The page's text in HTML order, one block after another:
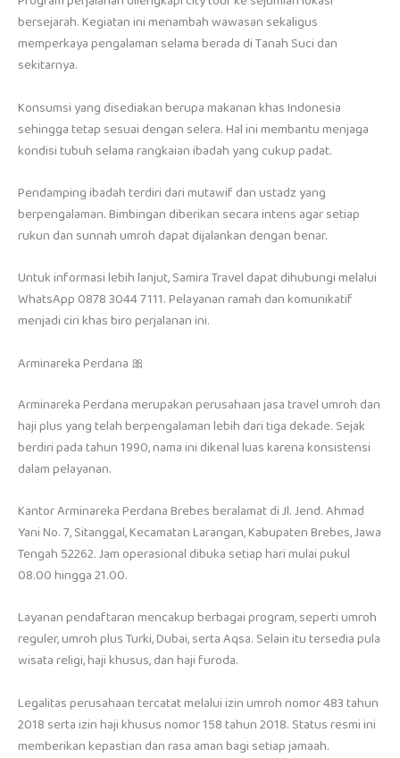
bersejarah. Kegiatan ini menambah wawasan sekaligus
memperkaya pengalaman selama berada di Tanah Suci dan
sekitarnya.
Konsumsi yang disediakan berupa makanan khas Indonesia
sehingga tetap sesuai dengan selera. Hal ini membantu menjaga
kondisi tubuh selama rangkaian ibadah yang cukup padat.
Pendamping ibadah terdiri dari mutawif dan ustadz yang
berpengalaman. Bimbingan diberikan secara intens agar setiap
rukun dan sunnah umroh dapat dijalankan dengan benar.
Untuk informasi lebih lanjut, Samira Travel dapat dihubungi melalui
WhatsApp 0878 3044 7111. Pelayanan ramah dan komunikatif
menjadi ciri khas biro perjalanan ini.
Arminareka Perdana 🎀
Arminareka Perdana merupakan perusahaan jasa travel umroh dan
haji plus yang telah berpengalaman lebih dari tiga dekade. Sejak
berdiri pada tahun 1990, nama ini dikenal luas karena konsistensi
dalam pelayanan.
Kantor Arminareka Perdana Brebes beralamat di Jl. Jend. Ahmad
Yani No. 7, Sitanggal, Kecamatan Larangan, Kabupaten Brebes, Jawa
Tengah 52262. Jam operasional dibuka setiap hari mulai pukul
08.00 hingga 21.00.
Layanan pendaftaran mencakup berbagai program, seperti umroh
reguler, umroh plus Turki, Dubai, serta Aqsa. Selain itu tersedia pula
wisata religi, haji khusus, dan haji furoda.
Legalitas perusahaan tercatat melalui izin umroh nomor 483 tahun
2018 serta izin haji khusus nomor 158 tahun 2018. Status resmi ini
memberikan kepastian dan rasa aman bagi setiap jamaah.